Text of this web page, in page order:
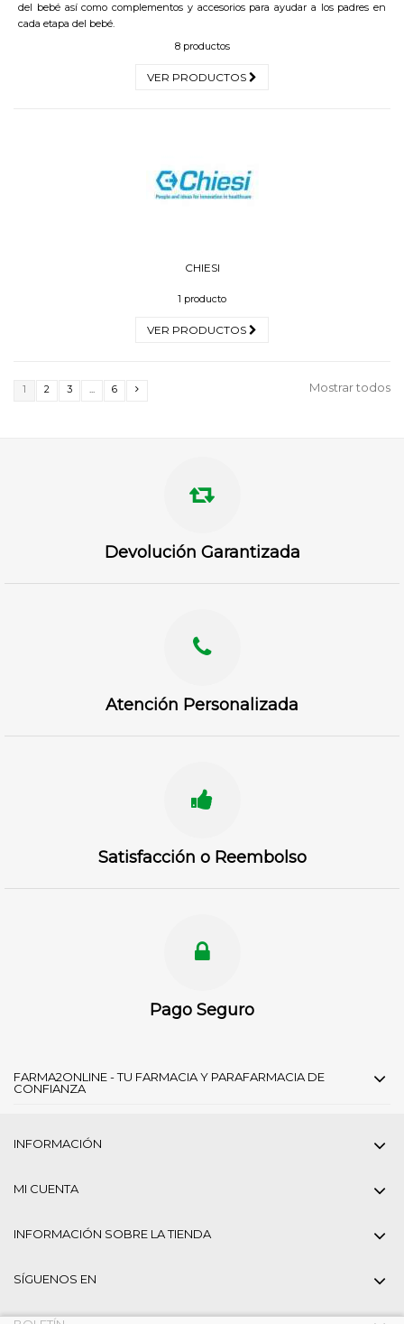
del bebé así como complementos y accesorios para ayudar a los padres en
cada etapa del bebé.
8 productos
VER PRODUCTOS
CHIESI
1 producto
VER PRODUCTOS
Mostrar todos
1 2 3 ... 6
Devolución Garantizada
Atención Personalizada
Satisfacción o Reembolso
Pago Seguro
FARMA2ONLINE - TU FARMACIA Y PARAFARMACIA DE
CONFIANZA
INFORMACIÓN
MI CUENTA
INFORMACIÓN SOBRE LA TIENDA
SÍGUENOS EN